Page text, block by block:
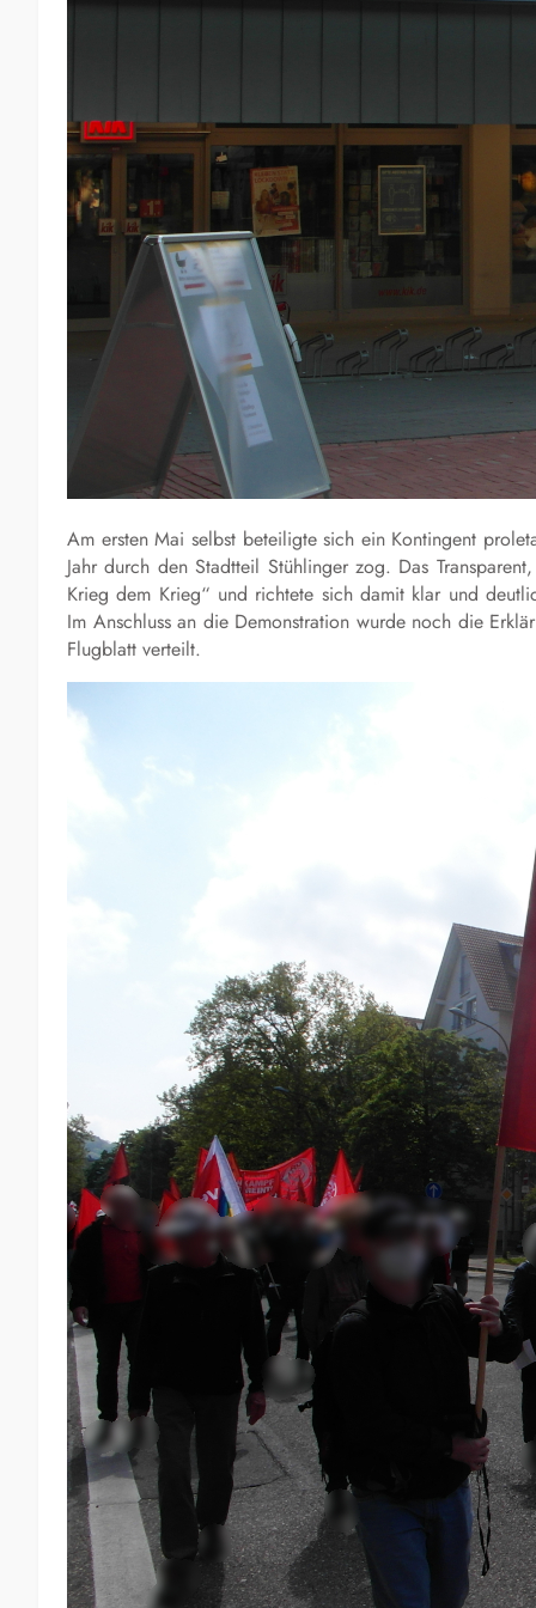
Am ersten Mai selbst beteiligte sich ein Kontingent
Jahr durch den Stadtteil Stühlinger zog. Das
Krieg dem Krieg“ und richtete sich damit klar und
Im Anschluss an die Demonstration wurde noch die
Flugblatt verteilt.